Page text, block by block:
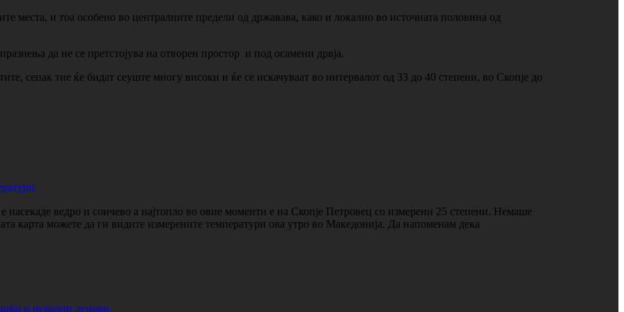
места, и тоа особено во централните предели од државава, како и локално во источната половина од
да не се претстојува на отворен простор и под осамени дрвја.
сепак тие ќе бидат сеуште многу високи и ќе се искачуваат во интервалот од 33 до 40 степени, во Скопје до
ведро и сончево а најтопло во овие моменти е на Скопје Петровец со измерени 25 степени. Немаше
карта можете да ги видите измерените температури ова утро во Македонија. Да напоменам дека
и пеколни денови